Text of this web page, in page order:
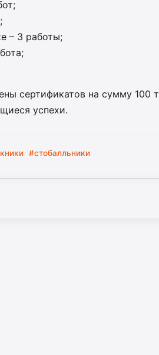
– 3 работы;
сертификатов на сумму 100
успехи.
#стобалльники